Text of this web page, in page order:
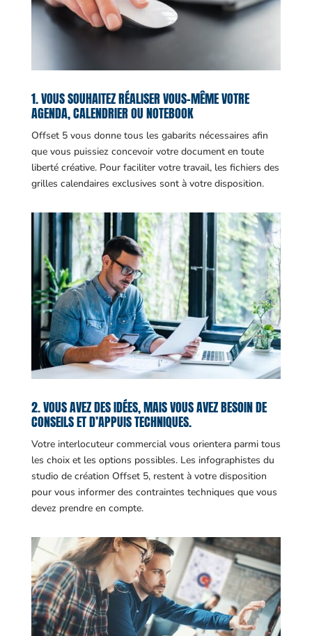
1. VOUS SOUHAITEZ RÉALISER VOUS-MÊME VOTRE
AGENDA, CALENDRIER OU NOTEBOOK
Offset 5 vous donne tous les gabarits nécessaires afin
que vous puissiez concevoir votre document en toute
liberté créative. Pour faciliter votre travail, les fichiers des
grilles calendaires exclusives sont à votre disposition.
2. VOUS AVEZ DES IDÉES, MAIS VOUS AVEZ BESOIN DE
CONSEILS ET D’APPUIS TECHNIQUES.
Votre interlocuteur commercial vous orientera parmi tous
les choix et les options possibles. Les infographistes du
studio de création Offset 5, restent à votre disposition
pour vous informer des contraintes techniques que vous
devez prendre en compte.